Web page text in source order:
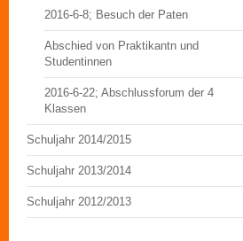
2016-6-8; Besuch der Paten
Abschied von Praktikantn und
Studentinnen
2016-6-22; Abschlussforum der 4
Klassen
Schuljahr 2014/2015
Schuljahr 2013/2014
Schuljahr 2012/2013